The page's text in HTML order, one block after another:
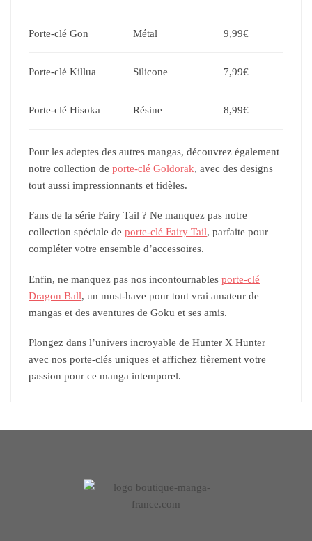
Porte-clé Gon Métal 9,99€
Porte-clé Killua Silicone 7,99€
Porte-clé Hisoka Résine 8,99€
Pour les adeptes des autres mangas, découvrez également
notre collection de porte-clé Goldorak, avec des designs
tout aussi impressionnants et fidèles.
Fans de la série Fairy Tail ? Ne manquez pas notre
collection spéciale de porte-clé Fairy Tail, parfaite pour
compléter votre ensemble d’accessoires.
Enfin, ne manquez pas nos incontournables porte-clé
Dragon Ball, un must-have pour tout vrai amateur de
mangas et des aventures de Goku et ses amis.
Plongez dans l’univers incroyable de Hunter X Hunter
avec nos porte-clés uniques et affichez fièrement votre
passion pour ce manga intemporel.